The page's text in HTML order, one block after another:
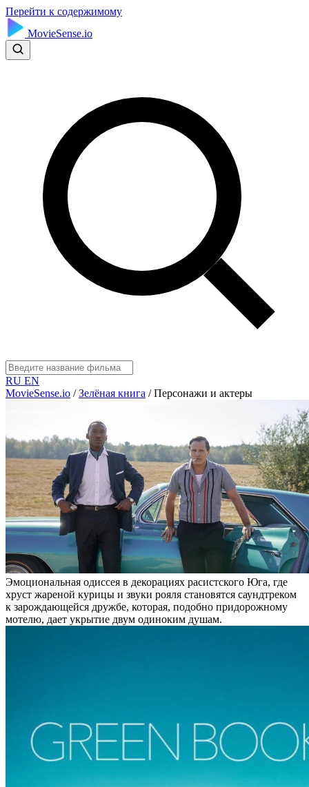
Перейти к содержимому
MovieSense.io
RU EN
MovieSense.io / Зелёная книга / Персонажи и актеры
Эмоциональная одиссея в декорациях расистского Юга, где
хруст жареной курицы и звуки рояля становятся саундтреком
к зарождающейся дружбе, которая, подобно придорожному
мотелю, дает укрытие двум одиноким душам.